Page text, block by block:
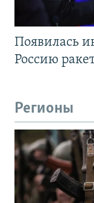
Появилась
Россию
Регионы